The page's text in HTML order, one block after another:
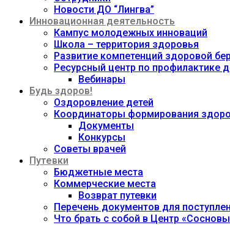
Новости ДО “Лингва”
Инновационная деятельность
Кампус молодежных инноваций
Школа – территория здоровья
Развитие компетенций здоровой
Ресурсный центр по профилактике
Вебинары
Будь здоров!
Оздоровление детей
Координаторы формирования
Документы
Конкурсы
Советы врачей
Путевки
Бюджетные места
Коммерческие места
Возврат путевки
Перечень документов для
Что брать с собой в Центр